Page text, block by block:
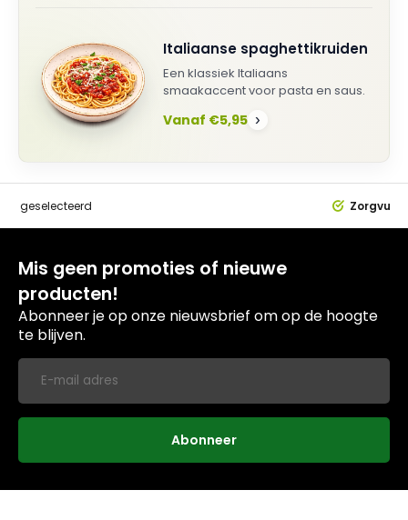
Italiaanse spaghettikruiden
Een klassiek Italiaans
smaakaccent voor pasta en saus.
Vanaf €5,95 ›
geselecteerd
Mis geen promoties of nieuwe
producten!
Abonneer je op onze nieuwsbrief om op de hoogte
te blijven.
Abonneer